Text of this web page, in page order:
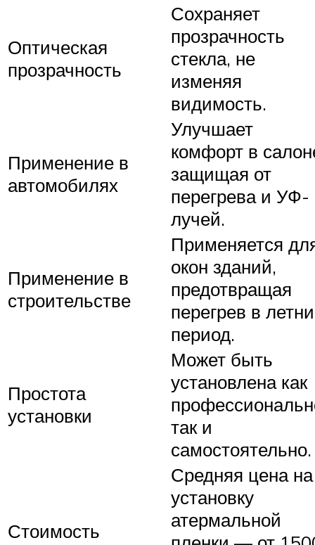
Оптическая
прозрачность
Сохраняет
прозрачность
стекла, не
изменяя
видимость.
Применение в
автомобилях
Улучшает
комфорт в
защищая от
перегрева и УФ-
лучей.
Применение в
строительстве
Применяется
окон зданий,
предотвращая
перегрев в
период.
Простота
установки
Может быть
установлена как
так и
самостоятельно.
Стоимость
Средняя цена на
установку
атермальной